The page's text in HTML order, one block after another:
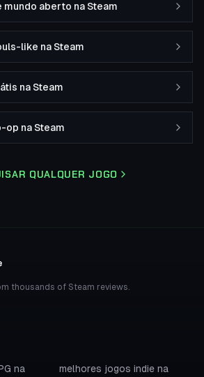
aberto na Steam
like na Steam
na Steam
op na Steam
QUALQUER JOGO
thousands of Steam reviews.
na melhores jogos indie na